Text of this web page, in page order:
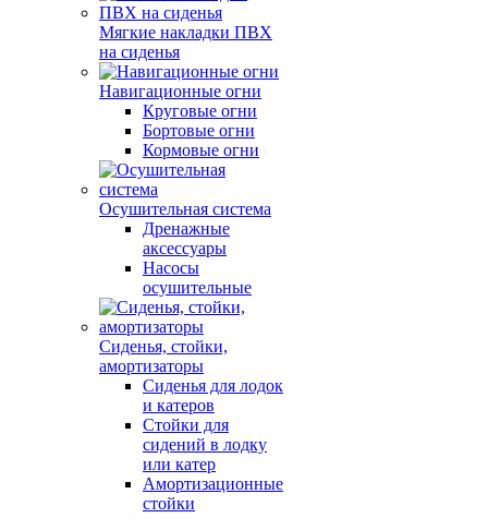
Мягкие накладки ПВХ
на сиденья
Навигационные огни
Круговые огни
Бортовые огни
Кормовые огни
Осушительная система
Дренажные
аксессуары
Насосы
осушительные
Сиденья, стойки,
амортизаторы
Сиденья для лодок
и катеров
Стойки для
сидений в лодку
или катер
Амортизационные
стойки